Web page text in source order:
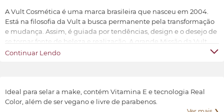
A Vult Cosmética é uma marca brasileira que nasceu em 2004.
Está na filosofia da Vult a busca permanente pela transformação
e mudança. Assim, é guiada por tendências, design e o desejo de
se tornar fonte de beleza e realização. A grande Missão da Vult
Cosmética é oferecer ao universo feminino a possibilidade de ter
Continuar Lendo
Ideal para selar a make, contém Vitamina E e tecnologia Real
Color, além de ser vegano e livre de parabenos.